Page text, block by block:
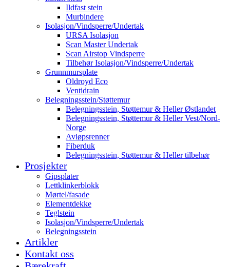
Ildfast stein
Murbindere
Isolasjon/Vindsperre/Undertak
URSA Isolasjon
Scan Master Undertak
Scan Airstop Vindsperre
Tilbehør Isolasjon/Vindsperre/Undertak
Grunnmursplate
Oldroyd Eco
Ventidrain
Belegningsstein/Støttemur
Belegningsstein, Støttemur & Heller Østlandet
Belegningsstein, Støttemur & Heller Vest/Nord-
Norge
Avløpsrenner
Fiberduk
Belegningsstein, Støttemur & Heller tilbehør
Prosjekter
Gipsplater
Lettklinkerblokk
Mørtel/fasade
Elementdekke
Teglstein
Isolasjon/Vindsperre/Undertak
Belegningsstein
Artikler
Kontakt oss